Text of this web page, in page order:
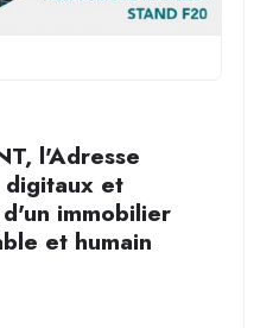
l'Adresse
digitaux et
immobilier
et humain